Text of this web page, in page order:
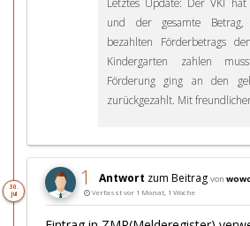
und der gesamte
bezahlten Förderbetrags
Kindergarten zahlen
Förderung ging an den
zurückgezahlt. Mit
30.
Jul
1 Antwort zum Beitrag von
Verfasst vor 1 Monat, 1 Woche